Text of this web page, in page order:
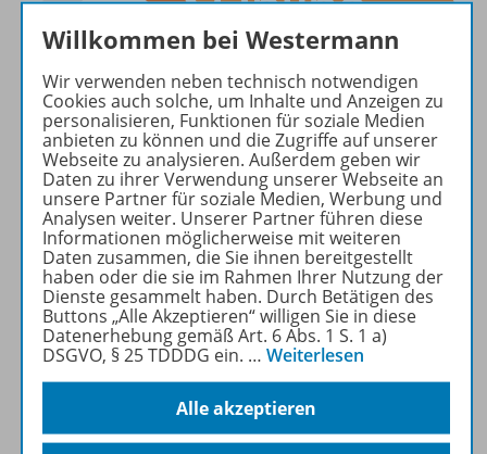
Produktinformationen
Beschreibung
Zugehörige Produkte
Willkommen bei Westermann
Wir verwenden neben technisch notwendigen
Cookies auch solche, um Inhalte und Anzeigen zu
personalisieren, Funktionen für soziale Medien
anbieten zu können und die Zugriffe auf unserer
Webseite zu analysieren. Außerdem geben wir
Daten zu ihrer Verwendung unserer Webseite an
unsere Partner für soziale Medien, Werbung und
Analysen weiter. Unserer Partner führen diese
Informationen möglicherweise mit weiteren
Daten zusammen, die Sie ihnen bereitgestellt
haben oder die sie im Rahmen Ihrer Nutzung der
Dienste gesammelt haben. Durch Betätigen des
Buttons „Alle Akzeptieren“ willigen Sie in diese
Datenerhebung gemäß Art. 6 Abs. 1 S. 1 a)
DSGVO, § 25 TDDDG ein. … Weiterlesen
Alle akzeptieren